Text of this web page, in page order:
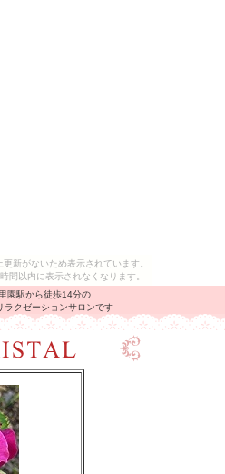
新がないため表示されています。
間以内に表示されなくなります。
園駅から徒歩14分の
ラクゼーションサロンです